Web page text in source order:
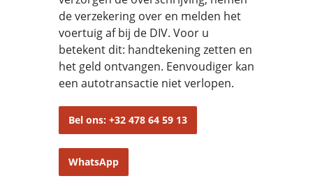
de verzekering over en melden het
voertuig af bij de DIV. Voor u
betekent dit: handtekening zetten en
het geld ontvangen. Eenvoudiger kan
een autotransactie niet verlopen.
Bel ons: +32 478 64 59 13
WhatsApp